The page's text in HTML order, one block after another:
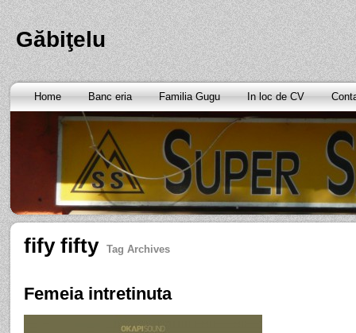
Găbiţelu
Home Banc eria Familia Gugu In loc de CV
fify fifty Tag Archives
Femeia intretinuta